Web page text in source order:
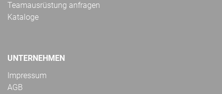
Teamausrüstung anfragen
Kataloge
UNTERNEHMEN
Impressum
AGB